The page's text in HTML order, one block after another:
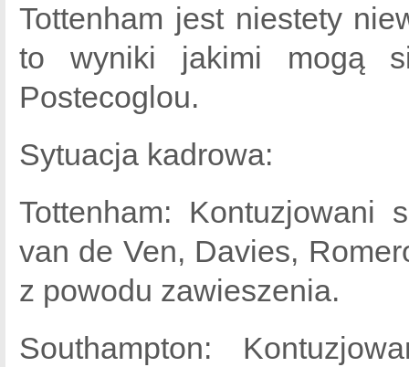
Tottenham jest niestety
to wyniki jakimi mogą
Postecoglou.
Sytuacja kadrowa:
Tottenham: Kontuzjowani
van de Ven, Davies,
z powodu zawieszenia.
Southampton: